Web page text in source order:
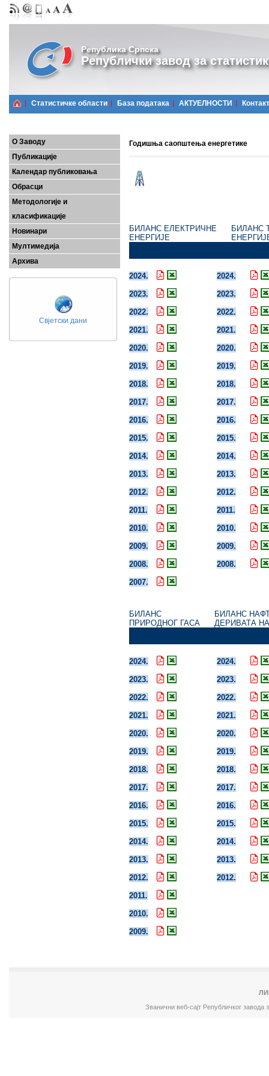
Република Српска
Републички завод за
Статистичке области Базa података АКТУЕЛНОСТИ Контакт
О Заводу
Публикације
Календар публиковања
Обрасци
Методологије и
класификације
Новинари
Мултимедија
Архива
Свјетски дани
Годишња саопштења енергетике
БИЛАНС ЕЛЕКТРИЧНЕ
ЕНЕРГИЈЕ
БИЛАНС
2024.
2024.
2023.
2023.
2022.
2022.
2021.
2021.
2020.
2020.
2019.
2019.
2018.
2018.
2017.
2017.
2016.
2016.
2015.
2015.
2014.
2014.
2013.
2013.
2012.
2012.
2011.
2011.
2010.
2010.
2009.
2009.
2008.
2008.
2007.
БИЛАНС
ПРИРОДНОГ ГАСА
БИЛАНС
ДЕРИВАТА
2024.
2024.
2023.
2023.
2022.
2022.
2021.
2021.
2020.
2020.
2019.
2019.
2018.
2018.
2017.
2017.
2016.
2016.
2015.
2015.
2014.
2014.
2013.
2013.
2012.
2012.
2011.
2010.
2009.
Званични веб-сајт Републичког